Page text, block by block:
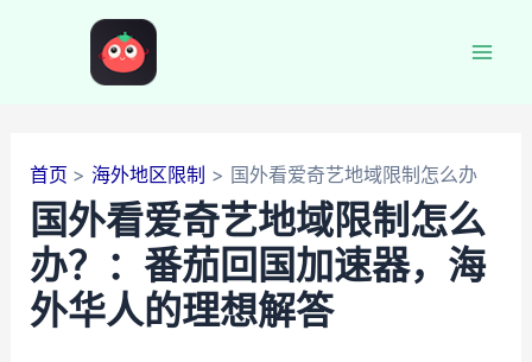
首页 海外地区限制 国外看爱奇艺地域限制怎么办
国外看爱奇艺地域限制怎么
办？：番茄回国加速器，海
外华人的理想解答